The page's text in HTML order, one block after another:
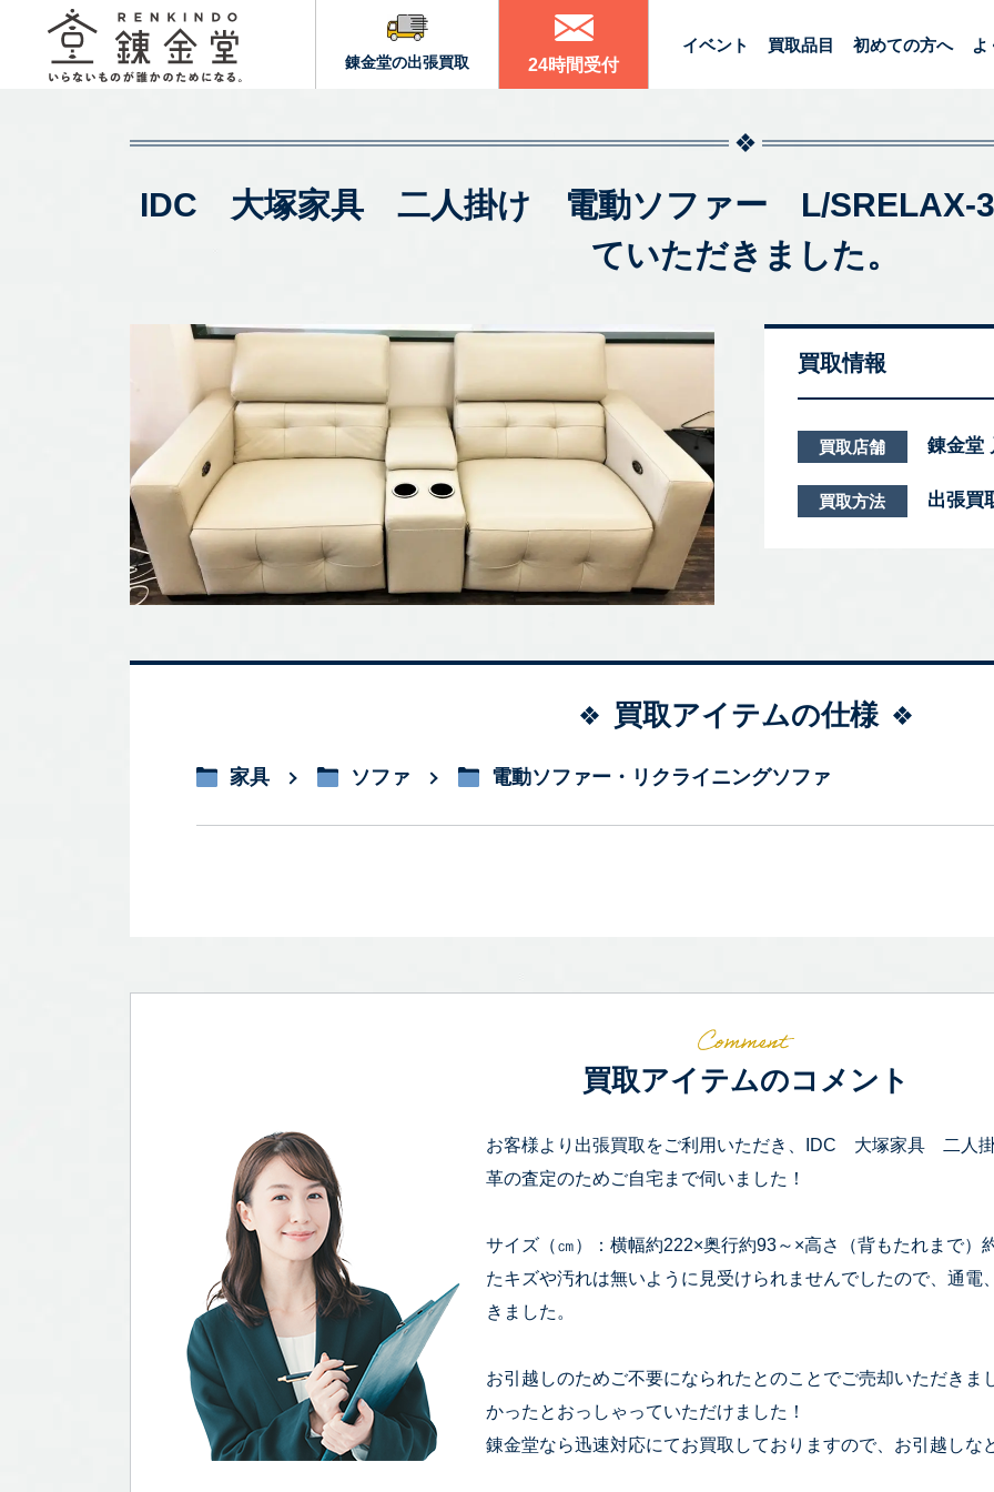
錬金堂の出張買取 24時間受付
イベント 買取品目 初めての方へ よ
IDC 大塚家具 二人掛け 電動ソファー L/SRELAX-
ていただきました。
買取情報
買取店舗 錬金堂
買取方法 出張買
買取アイテムの仕様
家具 ソファ 電動ソファー・リクライニングソファ
買取アイテムのコメント
お客様より出張買取をご利用いただき、IDC 大塚家具 二
革の査定のためご自宅まで伺いました！
サイズ（㎝）：横幅約222×奥行約93～×高さ（背もたれまで）
たキズや汚れは無いように見受けられませんでしたので、通電
きました。
お引越しのためご不要になられたとのことでご売却いただきま
かったとおっしゃっていただけました！
錬金堂なら迅速対応にてお買取しておりますので、お引越しな